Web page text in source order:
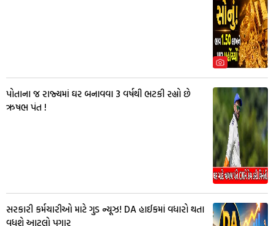
પોતાના જ રાજ્યમાં ઘર બનાવવા 3 વર્ષથી ભટકી રહ્યો છે
ઋષભ પંત !
સરકારી કર્મચારીઓ માટે ગુડ ન્યૂઝ! DA હાઈકમાં વધારો થતા
વધશે આટલો પગાર